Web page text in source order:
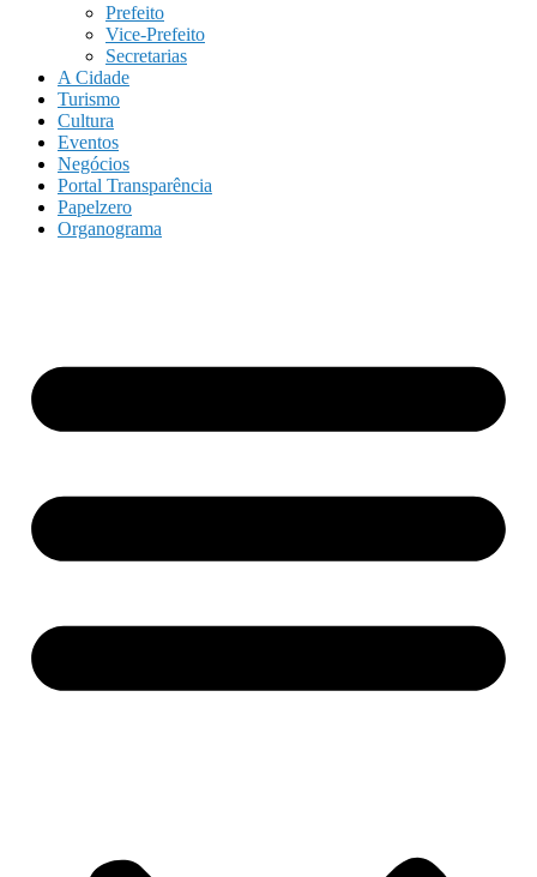
Prefeito
Vice-Prefeito
Secretarias
A Cidade
Turismo
Cultura
Eventos
Negócios
Portal Transparência
Papelzero
Organograma